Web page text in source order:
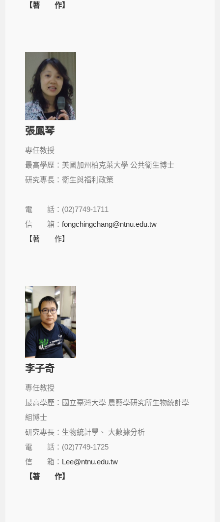
【著 作】
張鳳琴
專任教授
最高學歷：美國加州柏克萊大學 公共衛生博士
研究專長：衛生與福利政策
電 話：(02)7749-1711
信 箱：fongchingchang@ntnu.edu.tw
【著 作】
李子奇
專任教授
最高學歷：國立臺灣大學 農藝學研究所生物統計學
組博士
研究專長：生物統計學、 大數據分析
電 話：(02)7749-1725
信 箱： Lee@ntnu.edu.tw
【著 作】